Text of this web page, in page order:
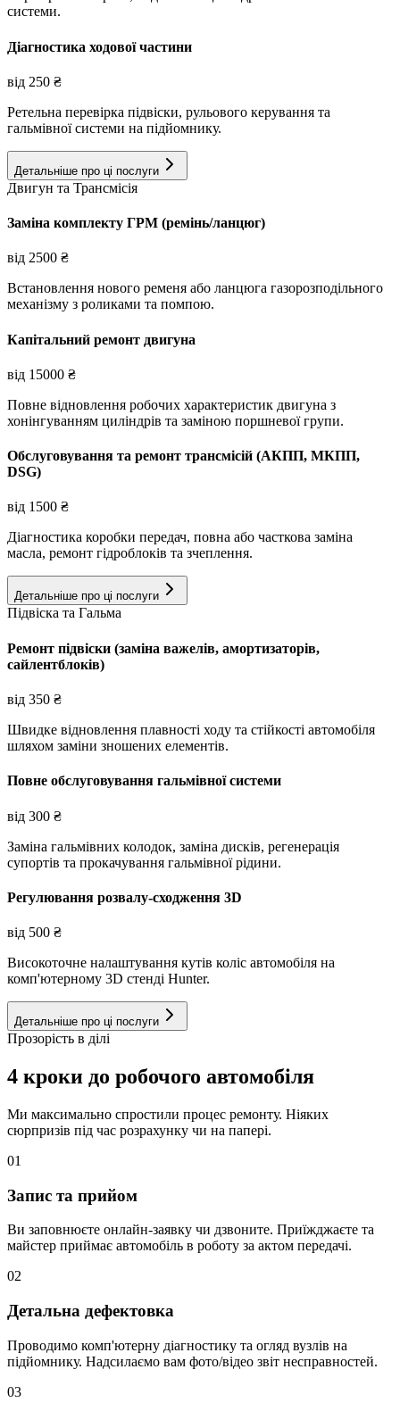
системи.
Діагностика ходової частини
від 250 ₴
Ретельна перевірка підвіски, рульового керування та
гальмівної системи на підйомнику.
Детальніше про ці послуги
Двигун та Трансмісія
Заміна комплекту ГРМ (ремінь/ланцюг)
від 2500 ₴
Встановлення нового ременя або ланцюга газорозподільного
механізму з роликами та помпою.
Капітальний ремонт двигуна
від 15000 ₴
Повне відновлення робочих характеристик двигуна з
хонінгуванням циліндрів та заміною поршневої групи.
Обслуговування та ремонт трансмісій (АКПП, МКПП,
DSG)
від 1500 ₴
Діагностика коробки передач, повна або часткова заміна
масла, ремонт гідроблоків та зчеплення.
Детальніше про ці послуги
Підвіска та Гальма
Ремонт підвіски (заміна важелів, амортизаторів,
сайлентблоків)
від 350 ₴
Швидке відновлення плавності ходу та стійкості автомобіля
шляхом заміни зношених елементів.
Повне обслуговування гальмівної системи
від 300 ₴
Заміна гальмівних колодок, заміна дисків, регенерація
супортів та прокачування гальмівної рідини.
Регулювання розвалу-сходження 3D
від 500 ₴
Високоточне налаштування кутів коліс автомобіля на
комп'ютерному 3D стенді Hunter.
Детальніше про ці послуги
Прозорість в ділі
4 кроки до робочого автомобіля
Ми максимально спростили процес ремонту. Ніяких
сюрпризів під час розрахунку чи на папері.
01
Запис та прийом
Ви заповнюєте онлайн-заявку чи дзвоните. Приїжджаєте та
майстер приймає автомобіль в роботу за актом передачі.
02
Детальна дефектовка
Проводимо комп'ютерну діагностику та огляд вузлів на
підйомнику. Надсилаємо вам фото/відео звіт несправностей.
03